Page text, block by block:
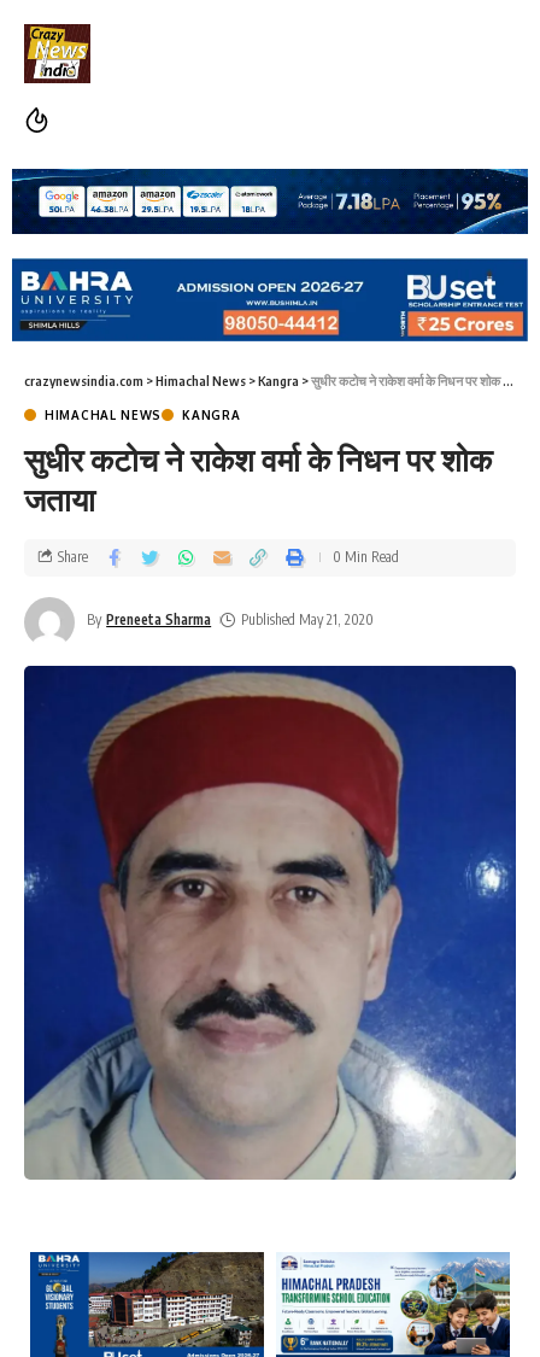
crazynewsindia.com >Himachal News >Kangra >सुधीर कटोच ने राकेश वर्मा के निधन पर शोक जताया
HIMACHAL NEWS KANGRA
सुधीर कटोच ने राकेश वर्मा के निधन पर शोक
जताया
By Preneeta Sharma Published May 21, 2020
Share 0 Min Read